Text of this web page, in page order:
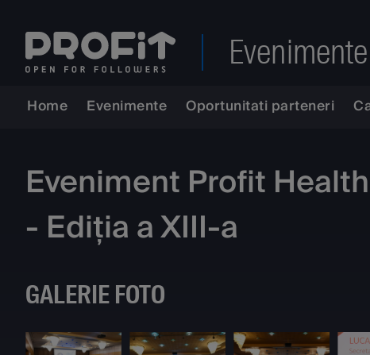
Evenimente
Home Evenimente Oportunitati parteneri
Eveniment Profit
- Ediția a XIII-a
GALERIE FOTO